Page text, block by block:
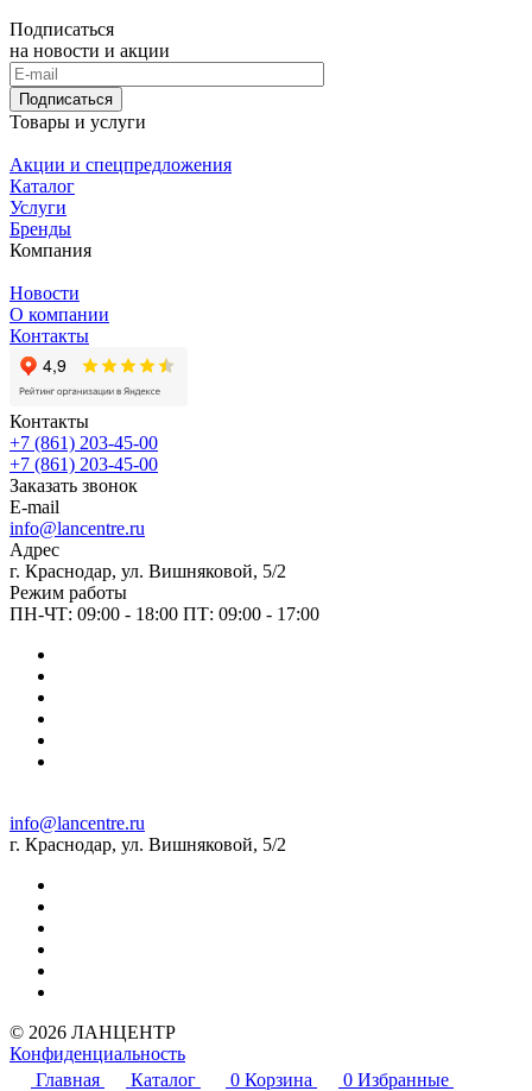
Подписаться
на новости и акции
Подписаться
Товары и услуги
Акции и спецпредложения
Каталог
Услуги
Бренды
Компания
Новости
О компании
Контакты
Контакты
+7 (861) 203-45-00
+7 (861) 203-45-00
Заказать звонок
E-mail
info@lancentre.ru
Адрес
г. Краснодар, ул. Вишняковой, 5/2
Режим работы
ПН-ЧТ: 09:00 - 18:00 ПТ: 09:00 - 17:00
info@lancentre.ru
г. Краснодар, ул. Вишняковой, 5/2
© 2026 ЛАНЦЕНТР
Конфиденциальность
Главная
Каталог 0 Корзина 0 Избранные